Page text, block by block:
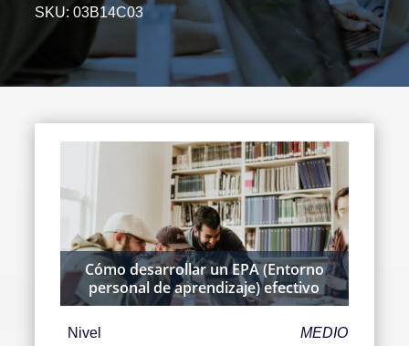
SKU:03B14C03
Cómo desarrollar un EPA (Entorno
personal de aprendizaje) efectivo
Nivel MEDIO